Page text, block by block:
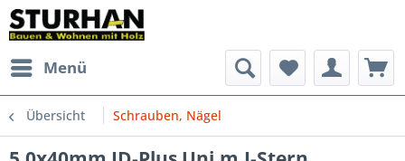
Menü
Übersicht Schrauben, Nägel